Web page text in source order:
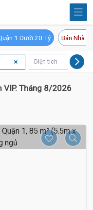
1 Dưới 20 Tỷ Bán Nhà
Diện tích
VIP. Tháng 8/2026